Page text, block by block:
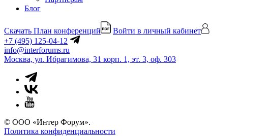
Блог
Скачать План конференций
Войти в личный кабинет
+7 (495) 125-04-12
info@interforums.ru
Москва, ул. Ибрагимова, 31 корп. 1, эт. 3, оф. 303
© ООО «Интер Форум».
Политика конфиденциальности